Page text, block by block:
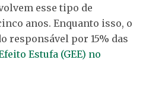
esse tipo de
anos. Enquanto isso, o
responsável por 15% das
Estufa (GEE) no